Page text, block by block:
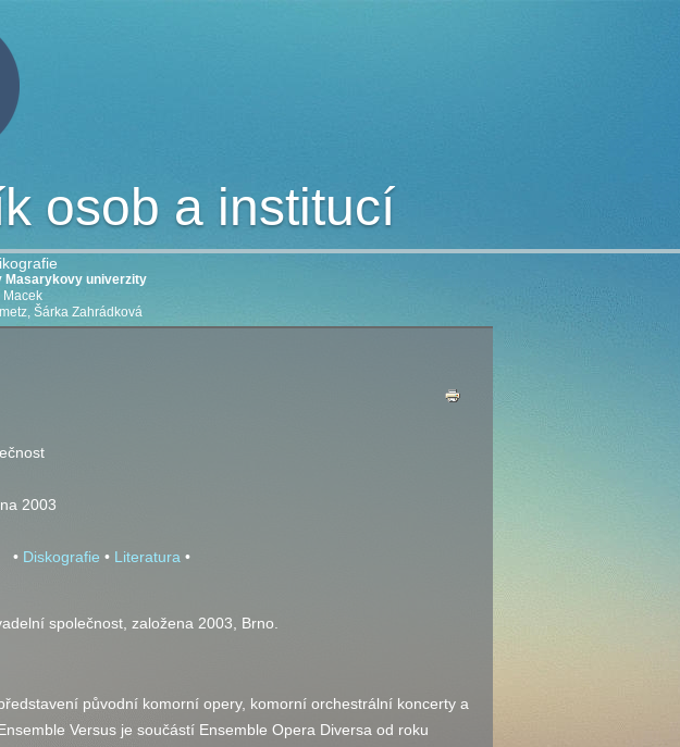
osob a institucí
Masarykovy univerzity
Macek
Šárka Zahrádková
2003
• Diskografie • Literatura •
společnost, založena 2003, Brno.
původní komorní opery, komorní orchestrální koncerty a
Versus je součástí Ensemble Opera Diversa od roku